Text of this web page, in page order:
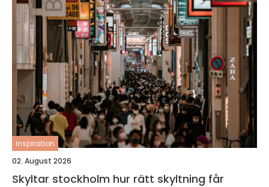
inspiration
02. August 2026
Skyltar stockholm hur rätt skyltning får